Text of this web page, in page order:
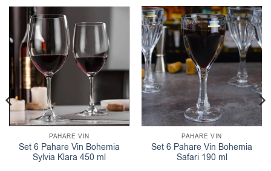
PAHARE VIN
Set 6 Pahare Vin Bohemia
Sylvia Klara 450 ml
PAHARE VIN
Set 6 Pahare Vin Bohemia
Safari 190 ml